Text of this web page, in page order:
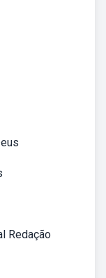
Redação